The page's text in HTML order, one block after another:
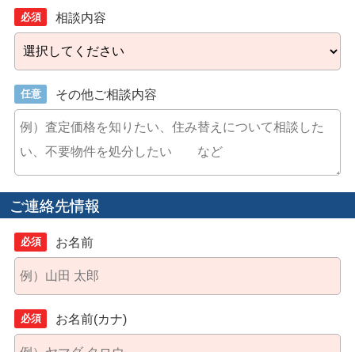
必須 相談内容
任意 その他ご相談内容
ご連絡先情報
必須 お名前
必須 お名前(カナ)